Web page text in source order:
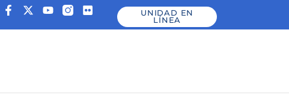
UNIDAD EN
LÍNEA